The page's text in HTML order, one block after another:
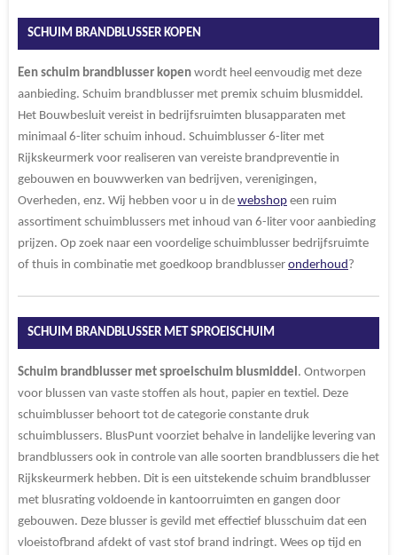
SCHUIM BRANDBLUSSER KOPEN
Een schuim brandblusser kopen wordt heel eenvoudig met deze
aanbieding. Schuim brandblusser met premix schuim blusmiddel.
Het Bouwbesluit vereist in bedrijfsruimten blusapparaten met
minimaal 6-liter schuim inhoud. Schuimblusser 6-liter met
Rijkskeurmerk voor realiseren van vereiste brandpreventie in
gebouwen en bouwwerken van bedrijven, verenigingen,
Overheden, enz. Wij hebben voor u in de webshop een ruim
assortiment schuimblussers met inhoud van 6-liter voor aanbieding
prijzen. Op zoek naar een voordelige schuimblusser bedrijfsruimte
of thuis in combinatie met goedkoop brandblusser onderhoud ?
SCHUIM BRANDBLUSSER MET SPROEISCHUIM
Schuim brandblusser met sproeischuim blusmiddel . Ontworpen
voor blussen van vaste stoffen als hout, papier en textiel. Deze
schuimblusser behoort tot de categorie constante druk
schuimblussers. BlusPunt voorziet behalve in landelijke levering van
brandblussers ook in controle van alle soorten brandblussers die het
Rijkskeurmerk hebben. Dit is een uitstekende schuim brandblusser
met blusrating voldoende in kantoorruimten en gangen door
gebouwen. Deze blusser is gevild met effectief blusschuim dat een
vloeistofbrand afdekt of vast stof brand indringt. Wees op tijd en